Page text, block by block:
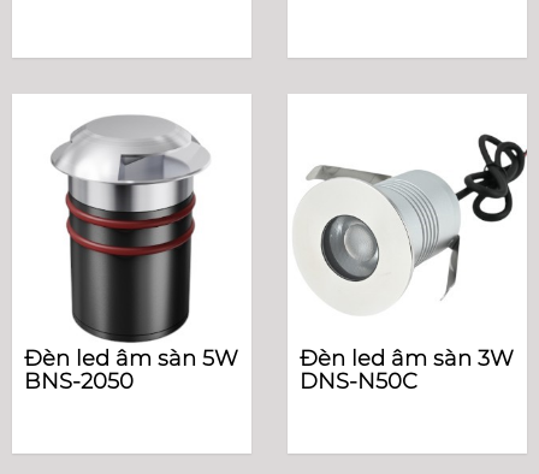
Đèn led âm sàn 5W
BNS-2050
Đèn led âm sàn 3W
DNS-N50C